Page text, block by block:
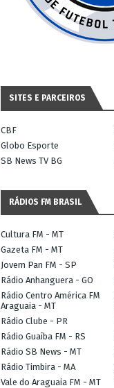
SITES E PARCEIROS
CBF
Globo Esporte
SB News TV BG
RÁDIOS FM BRASIL
Cultura FM - MT
Gazeta FM - MT
Jovem Pan FM - SP
Rádio Anhanguera - GO
Rádio Centro América FM
Araguaia - MT
Rádio Clube - PR
Rádio Guaíba FM - RS
Rádio SB News - MT
Rádio Timbira - MA
Vale do Araguaia FM - MT